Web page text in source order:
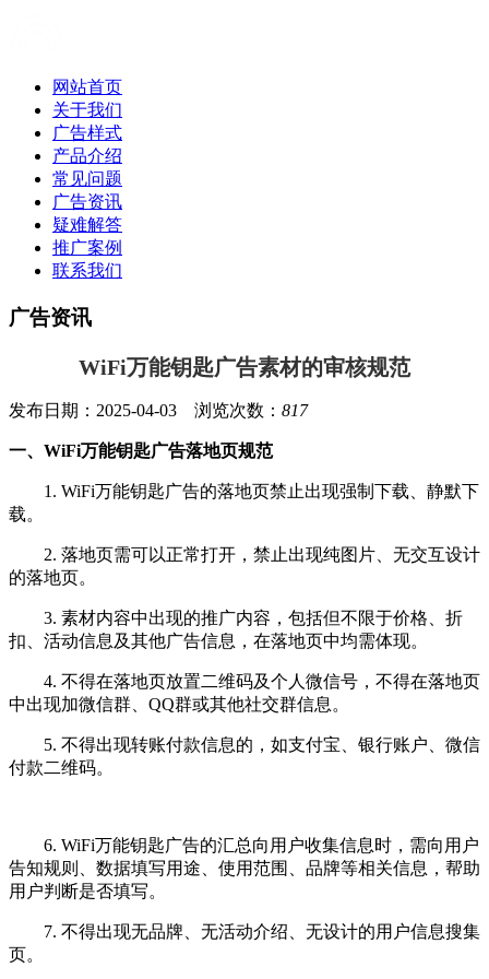
网站首页
关于我们
广告样式
产品介绍
常见问题
广告资讯
疑难解答
推广案例
联系我们
广告资讯
WiFi万能钥匙广告素材的审核规范
发布日期：2025-04-03 浏览次数： 817
一、WiFi万能钥匙广告落地页规范
1. WiFi万能钥匙广告的落地页禁止出现强制下载、静默下
载。
2. 落地页需可以正常打开，禁止出现纯图片、无交互设计
的落地页。
3. 素材内容中出现的推广内容，包括但不限于价格、折
扣、活动信息及其他广告信息，在落地页中均需体现。
4. 不得在落地页放置二维码及个人微信号，不得在落地页
中出现加微信群、QQ群或其他社交群信息。
5. 不得出现转账付款信息的，如支付宝、银行账户、微信
付款二维码。
6. WiFi万能钥匙广告的汇总向用户收集信息时，需向用户
告知规则、数据填写用途、使用范围、品牌等相关信息，帮助
用户判断是否填写。
7. 不得出现无品牌、无活动介绍、无设计的用户信息搜集
页。